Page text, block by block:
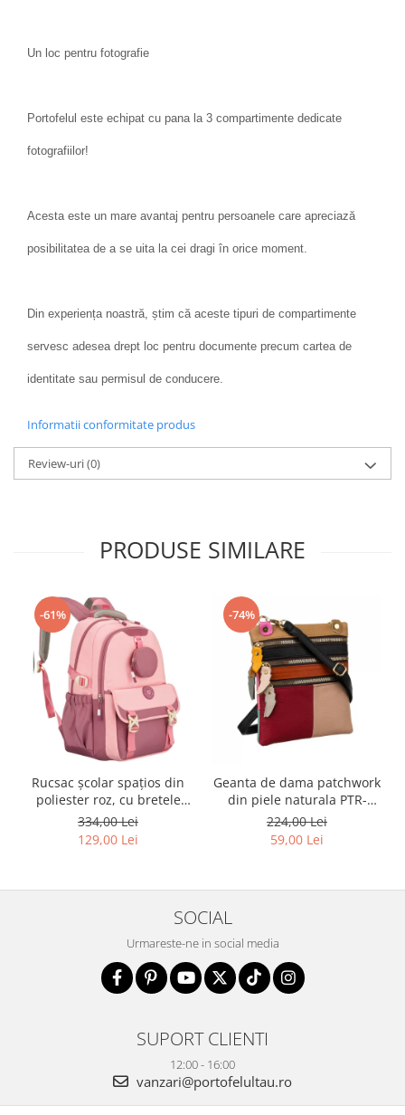
Un loc pentru fotografie
Portofelul este echipat cu pana la 3 compartimente dedicate
fotografiilor!
Acesta este un mare avantaj pentru persoanele care apreciază
posibilitatea de a se uita la cei dragi în orice moment.
Din experiența noastră, știm că aceste tipuri de compartimente
servesc adesea drept loc pentru documente precum cartea de
identitate sau permisul de conducere.
Informatii conformitate produs
Review-uri(0)
PRODUSE SIMILARE
-61%
Rucsac școlar spațios din
poliester roz, cu bretele
reglabile - Peterson PTR-
PTN 8610-1327 PINK
334,00 Lei
129,00 Lei
-74%
Geanta de dama patchwork
din piele naturala PTR-
1718-SKL-6922 MULTI
224,00 Lei
59,00 Lei
SOCIAL
Urmareste-ne in social media
SUPORT CLIENTI
12:00 - 16:00
vanzari@portofelultau.ro